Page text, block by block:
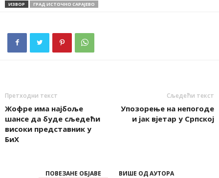
ИЗВОР ГРАД ИСТОЧНО САРАЈЕВО
Претходни текст
Жофре има најбоље
шансе да буде сљедећи
високи представник у
БиХ
Сљедећи текст
Упозорење на непогоде
и јак вјетар у Српској
ПОВЕЗАНЕ ОБЈАВЕ ВИШЕ ОД АУТОРА